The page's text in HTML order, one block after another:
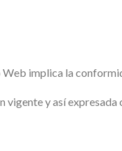
implica la
vigente y así